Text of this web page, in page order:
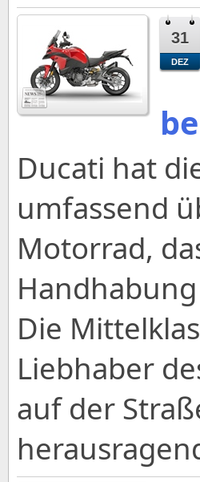
31
DEZ
Ducati hat
umfassend
Motorrad,
Die
Liebhaber
auf der